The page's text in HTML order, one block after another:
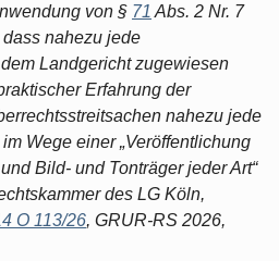
von § 71 Abs. 2 Nr. 7
nahezu jede
Landgericht zugewiesen
Erfahrung der
nahezu jede
Wege einer „Veröffentlichung
Bild- und Tonträger jeder Art“
des LG Köln,
O 113/26, GRUR-RS 2026,